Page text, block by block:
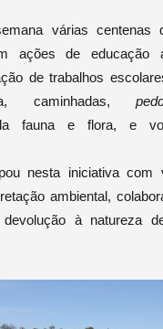
várias centenas
ações de educação
de trabalhos
caminhadas,
fauna e flora, e
nesta iniciativa com
ambiental,
à natureza